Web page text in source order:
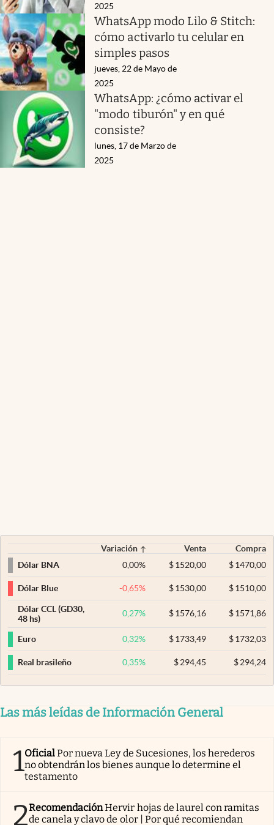
2025
WhatsApp modo Lilo & Stitch:
cómo activarlo tu celular en
simples pasos
jueves, 22 de Mayo de
2025
WhatsApp: ¿cómo activar el
"modo tiburón" y en qué
consiste?
lunes, 17 de Marzo de
2025
Variación Venta
Compra
Dólar BNA
0,00% $ 1520,00 $1470,00
Dólar Blue -0,65% $ 1530,00 $1510,00
Dólar CCL (GD30,
48 hs)
0,27% $ 1576,16 $1571,86
Euro 0,32% $ 1733,49 $1732,03
Real brasileño 0,35% $ 294,45 $294,24
Las más leídas de Información General
1OficialPor nueva Ley de Sucesiones, los herederos
no obtendrán los bienes aunque lo determine el
testamento
2RecomendaciónHervir hojas de laurel con ramitas
de canela y clavo de olor | Por qué recomiendan